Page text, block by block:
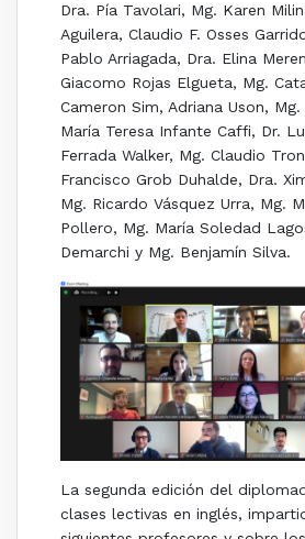
Dra. Pía Tavolari, Mg. Karen
Aguilera, Claudio F. Osses
Pablo Arriagada, Dra. Elina
Giacomo Rojas Elgueta, Mg.
Cameron Sim, Adriana Uson,
María Teresa Infante Caffi, Dr.
Ferrada Walker, Mg. Claudio
Francisco Grob Duhalde, Dra.
Mg. Ricardo Vásquez Urra, Mg.
Pollero, Mg. María Soledad
Demarchi y Mg. Benjamín Silva.
La segunda edición del
clases lectivas en inglés,